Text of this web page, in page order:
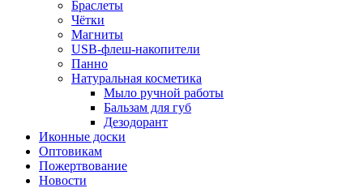
Браслеты
Чётки
Магниты
USB-флеш-накопители
Панно
Натуральная косметика
Мыло ручной работы
Бальзам для губ
Дезодорант
Иконные доски
Оптовикам
Пожертвование
Новости